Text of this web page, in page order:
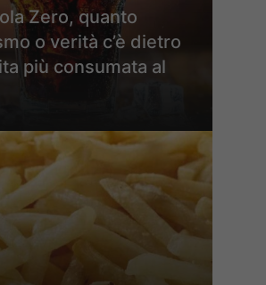
Zero, quanto
o verità c’è dietro
più consumata al